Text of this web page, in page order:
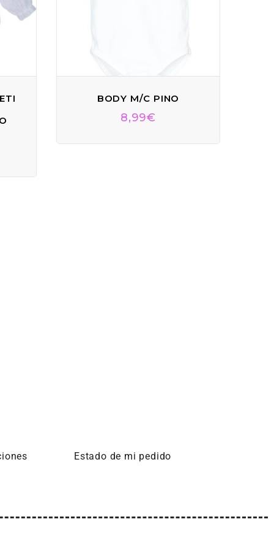
BODY M/C PINO
8,99€
Estado de mi pedido